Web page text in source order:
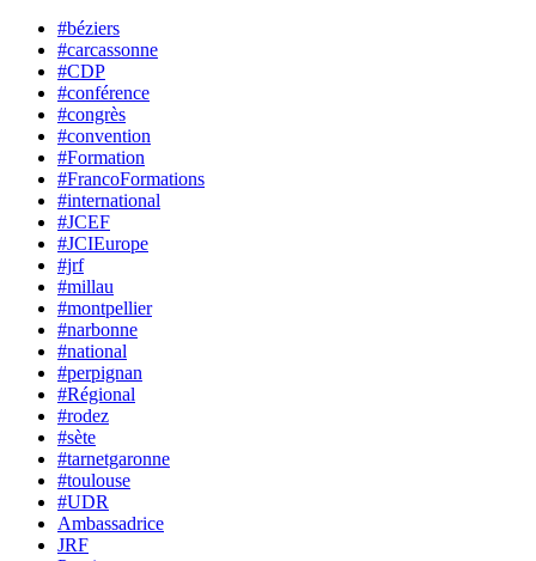
#béziers
#carcassonne
#CDP
#conférence
#congrès
#convention
#Formation
#FrancoFormations
#international
#JCEF
#JCIEurope
#jrf
#millau
#montpellier
#narbonne
#national
#perpignan
#Régional
#rodez
#sète
#tarnetgaronne
#toulouse
#UDR
Ambassadrice
JRF